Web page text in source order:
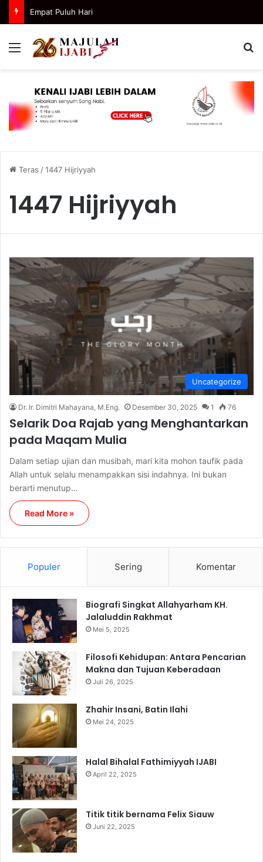
Empat Puluh Hari
Menu
Teras /1447 Hijriyyah
1447 Hijriyyah
Uncategorize
Dr. Ir. Dimitri Mahayana, M.Eng. Desember 30, 2025 1 76
Selarik Doa Rajab yang Menghantarkan
pada Maqam Mulia
Dalam setiap ujian dan musibah, mari kita mohon taufik pada
Allah untuk selalu menampakkan sisi indahnya. Ini bukan
berarti menutup…
Read More »
Populer Sering Komentar
Biografi Singkat Allahyarham KH.
Jalaluddin Rakhmat
Mei 5, 2025
Filosofi Kehidupan: Antara Pencarian
Makna dan Tujuan Keberadaan
Juli 26, 2025
Zhahir Insani, Batin Ilahi
Mei 24, 2025
Halal Bihalal Fathimiyyah IJABI
April 22, 2025
Titik titik bernama Felix Siauw
Juni 22, 2025